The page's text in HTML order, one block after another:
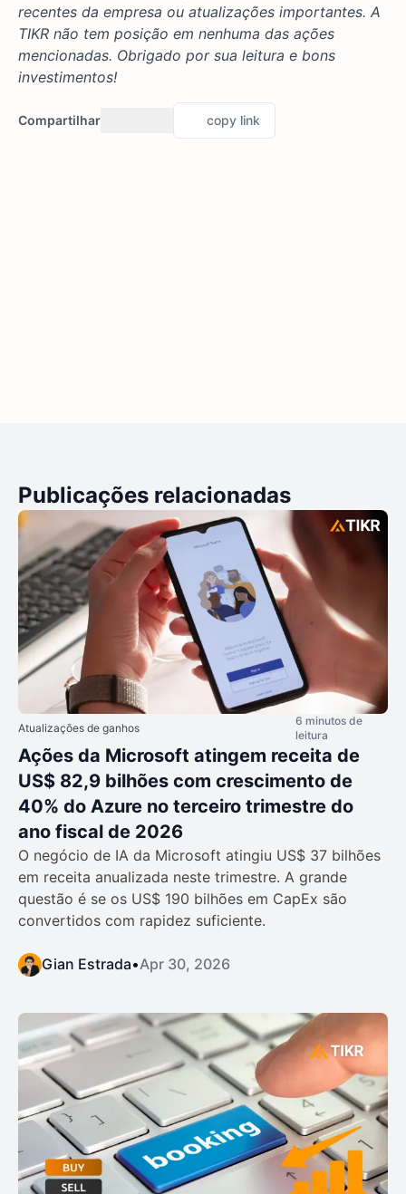
recentes da empresa ou atualizações importantes. A
TIKR não tem posição em nenhuma das ações
mencionadas. Obrigado por sua leitura e bons
investimentos!
Compartilhar copy link
Publicações relacionadas
Atualizações de ganhos
6 minutos de
leitura
Ações da Microsoft atingem receita de
US$ 82,9 bilhões com crescimento de
40% do Azure no terceiro trimestre do
ano fiscal de 2026
O negócio de IA da Microsoft atingiu US$ 37 bilhões
em receita anualizada neste trimestre. A grande
questão é se os US$ 190 bilhões em CapEx são
convertidos com rapidez suficiente.
Gian Estrada•Apr 30, 2026